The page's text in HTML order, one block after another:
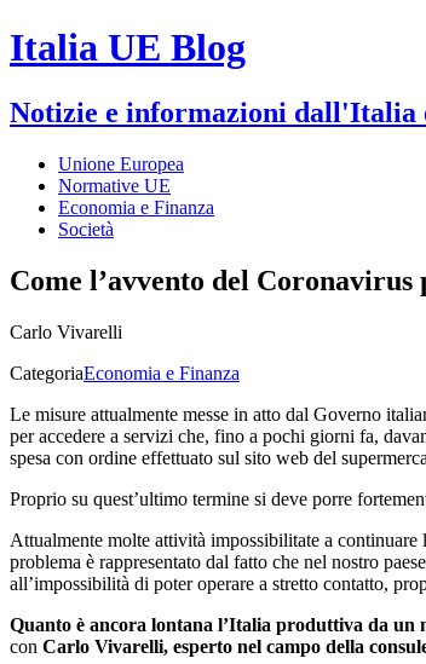
Italia UE Blog
Notizie e informazioni dall'Italia
Unione Europea
Normative UE
Economia e Finanza
Società
Come l’avvento del
Carlo Vivarelli
CategoriaEconomia e Finanza
Le misure attualmente messe in atto dal Governo
per accedere a servizi che, fino a pochi giorni fa,
spesa con ordine effettuato sul sito web del
Proprio su quest’ultimo termine si deve porre
Attualmente molte attività impossibilitate a
problema è rappresentato dal fatto che nel nostro
all’impossibilità di poter operare a stretto contatto,
Quanto è ancora lontana l’Italia produttiva da un
con Carlo Vivarelli, esperto nel campo della